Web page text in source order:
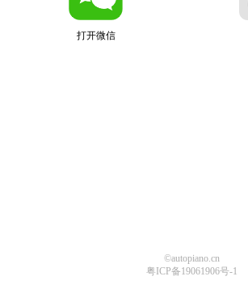
打开微信
©autopiano.cn
粤ICP备19061906号-1